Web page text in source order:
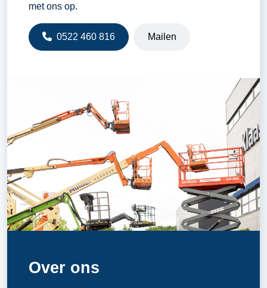
met ons op.
0522 460 816 Mailen
Over ons